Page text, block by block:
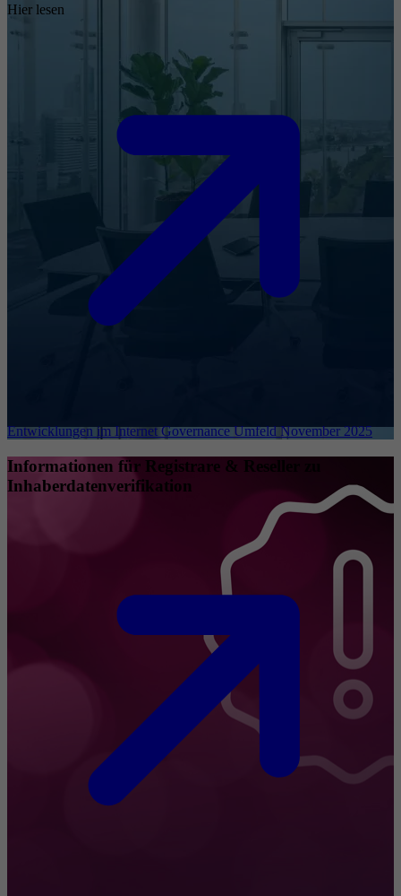
Hier lesen
Entwicklungen im Internet Governance Umfeld November 2025
Informationen für Registrare & Reseller zu
Inhaberdatenverifikation